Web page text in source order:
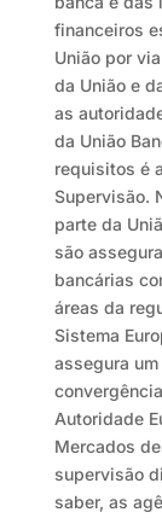
financeiros
União por
da União e
as
da União
requisitos é
Supervisão.
parte da
são
bancárias
áreas da
Sistema
assegura
Autoridade
Mercados
supervisão
saber, as